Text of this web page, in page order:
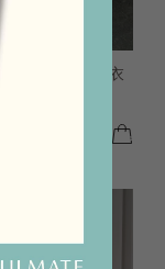
蝴蝶結短袖上衣